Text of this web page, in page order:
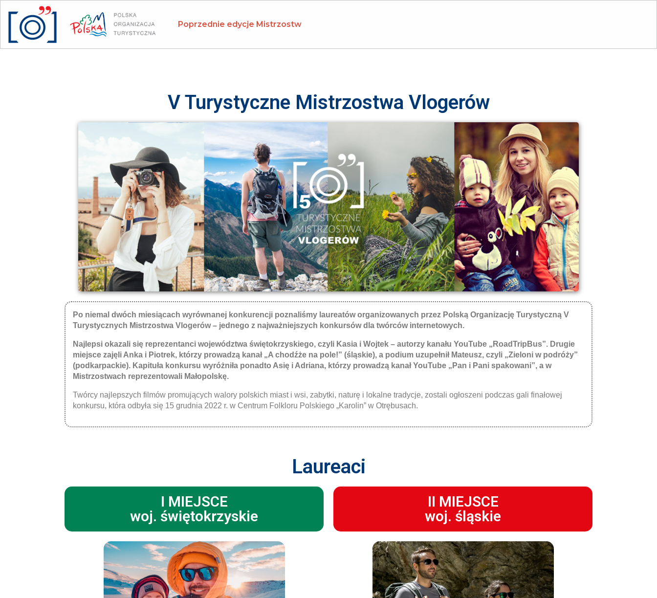
Poprzednie edycje Mistrzostw
V Turystyczne Mistrzostwa Vlogerów
Po niemal dwóch miesiącach wyrównanej konkurencji poznaliśmy laureatów organizowanych przez Polską Organizację Turystyczną V
Turystycznych Mistrzostwa Vlogerów – jednego z najważniejszych konkursów dla twórców internetowych.
Najlepsi okazali się reprezentanci województwa świętokrzyskiego, czyli Kasia i Wojtek – autorzy kanału YouTube „RoadTripBus”. Drugie
miejsce zajęli Anka i Piotrek, którzy prowadzą kanał „A chodźże na pole!” (śląskie), a podium uzupełnił Mateusz, czyli „Zieloni w podróży”
(podkarpackie). Kapituła konkursu wyróżniła ponadto Asię i Adriana, którzy prowadzą kanał YouTube „Pan i Pani spakowani”, a w
Mistrzostwach reprezentowali Małopolskę.
Twórcy najlepszych filmów promujących walory polskich miast i wsi, zabytki, naturę i lokalne tradycje, zostali ogłoszeni podczas gali finałowej
konkursu, która odbyła się 15 grudnia 2022 r. w Centrum Folkloru Polskiego „Karolin” w Otrębusach.
Laureaci
I MIEJSCE
woj. świętokrzyskie
II MIEJSCE
woj. śląskie
Panel zarządzania plikami cookies